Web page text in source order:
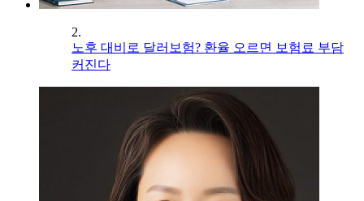
2.
노후 대비로 달러보험? 환율 오르면 보험료 부담
커진다